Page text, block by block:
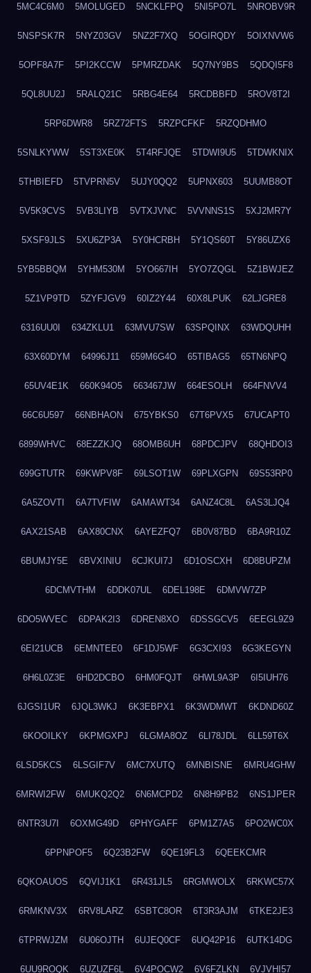
5MC4C6M0 5MOLUGED 5NCKLFPQ 5NI5PO7L 5NROBV9R
5NSPSK7R 5NYZ03GV 5NZ2F7XQ 5OGIRQDY 5OIXNVW6
5OPF8A7F 5PI2KCCW 5PMRZDAK 5Q7NY9BS 5QDQI5F8
5QL8UU2J 5RALQ21C 5RBG4E64 5RCDBBFD 5ROV8T2I
5RP6DWR8 5RZ72FTS 5RZPCFKF 5RZQDHMO
5SNLKYWW 5ST3XE0K 5T4RFJQE 5TDWI9U5 5TDWKNIX
5THBIEFD 5TVPRN5V 5UJY0QQ2 5UPNX603 5UUMB8OT
5V5K9CVS 5VB3LIYB 5VTXJVNC 5VVNNS1S 5XJ2MR7Y
5XSF9JLS 5XU6ZP3A 5Y0HCRBH 5Y1QS60T 5Y86UZX6
5YB5BBQM 5YHM530M 5YO667IH 5YO7ZQGL 5Z1BWJEZ
5Z1VP9TD 5ZYFJGV9 60IZ2Y44 60X8LPUK 62LJGRE8
6316UU0I 634ZKLU1 63MVU7SW 63SPQINX 63WDQUHH
63X60DYM 64996J11 659M6G4O 65TIBAG5 65TN6NPQ
65UV4E1K 660K94O5 663467JW 664ESOLH 664FNVV4
66C6U597 66NBHAON 675YBKS0 67T6PVX5 67UCAPT0
6899WHVC 68EZZKJQ 68OMB6UH 68PDCJPV 68QHDOI3
699GTUTR 69KWPV8F 69LSOT1W 69PLXGPN 69S53RP0
6A5ZOVTI 6A7TVFIW 6AMAWT34 6ANZ4C8L 6AS3LJQ4
6AX21SAB 6AX80CNX 6AYEZFQ7 6B0V87BD 6BA9R10Z
6BUMJY5E 6BVXINIU 6CJKUI7J 6D1OSCXH 6D8BUPZM
6DCMVTHM 6DDK07UL 6DEL198E 6DMVW7ZP
6DO5WVEC 6DPAK2I3 6DREN8XO 6DSSGCV5 6EEGL9Z9
6EI21UCB 6EMNTEE0 6F1DJ5WF 6G3CXI93 6G3KEGYN
6H6L0Z3E 6HD2DCBO 6HM0FQJT 6HWL9A3P 6I5IUH76
6JGSI1UR 6JQL3WKJ 6K3EBPX1 6K3WDMWT 6KDND60Z
6KOOILKY 6KPMGXPJ 6LGMA8OZ 6LI78JDL 6LL59T6X
6LSD5KCS 6LSGIF7V 6MC7XUTQ 6MNBISNE 6MRU4GHW
6MRWI2FW 6MUKQ2Q2 6N6MCPD2 6N8H9PB2 6NS1JPER
6NTR3U7I 6OXMG49D 6PHYGAFF 6PM1Z7A5 6PO2WC0X
6PPNPOF5 6Q23B2FW 6QE19FL3 6QEEKCMR
6QKOAUOS 6QVIJ1K1 6R431JL5 6RGMWOLX 6RKWC57X
6RMKNV3X 6RV8LARZ 6SBTC8OR 6T3R3AJM 6TKE2JE3
6TPRWJZM 6U06OJTH 6UJEQ0CF 6UQ42P16 6UTK14DG
6UU9ROQK 6UZUZF6L 6V4POCW2 6V6FZLKN 6VJVHI57